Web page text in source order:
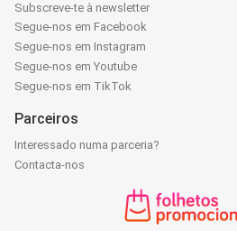
Subscreve-te à newsletter
Segue-nos em Facebook
Segue-nos em Instagram
Segue-nos em Youtube
Segue-nos em TikTok
Parceiros
Interessado numa parceria?
Contacta-nos